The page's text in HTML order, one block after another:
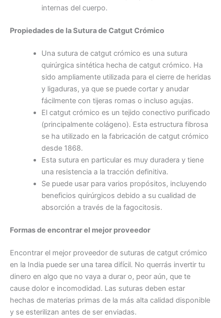
Nombre
Correo*
Teléfono
País*
Nombre De Empresa
internas del cuerpo.
Propiedades de la Sutura de Catgut Crómico
Una sutura de catgut crómico es una sutura
quirúrgica sintética hecha de catgut crómico. Ha
sido ampliamente utilizada para el cierre de heridas
y ligaduras, ya que se puede cortar y anudar
fácilmente con tijeras romas o incluso agujas.
El catgut crómico es un tejido conectivo purificado
(principalmente colágeno). Esta estructura fibrosa
se ha utilizado en la fabricación de catgut crómico
desde 1868.
Esta sutura en particular es muy duradera y tiene
una resistencia a la tracción definitiva.
Se puede usar para varios propósitos, incluyendo
beneficios quirúrgicos debido a su cualidad de
absorción a través de la fagocitosis.
Formas de encontrar el mejor proveedor
Encontrar el mejor proveedor de suturas de catgut crómico
en la India puede ser una tarea difícil. No querrás invertir tu
dinero en algo que no vaya a durar o, peor aún, que te
cause dolor e incomodidad. Las suturas deben estar
hechas de materias primas de la más alta calidad disponible
y se esterilizan antes de ser enviadas.